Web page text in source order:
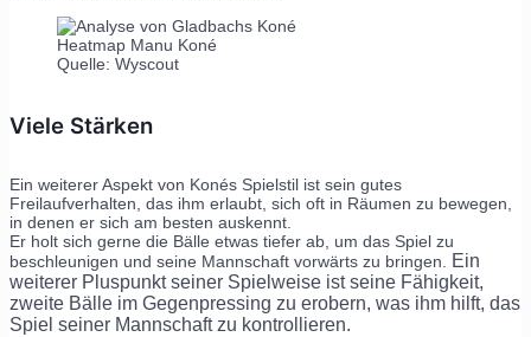
Heatmap Manu Koné
Quelle: Wyscout
Viele Stärken
Ein weiterer Aspekt von Konés Spielstil ist sein gutes
Freilaufverhalten, das ihm erlaubt, sich oft in Räumen zu bewegen,
in denen er sich am besten auskennt.
Er holt sich gerne die Bälle etwas tiefer ab, um das Spiel zu
beschleunigen und seine Mannschaft vorwärts zu bringen. Ein
weiterer Pluspunkt seiner Spielweise ist seine Fähigkeit,
zweite Bälle im Gegenpressing zu erobern, was ihm hilft, das
Spiel seiner Mannschaft zu kontrollieren.